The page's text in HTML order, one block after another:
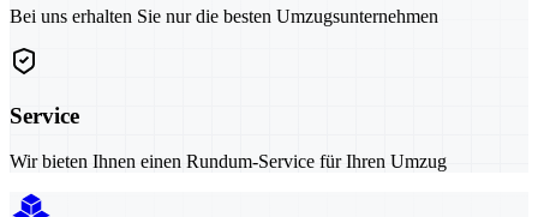
Bei uns erhalten Sie nur die besten Umzugsunternehmen
Service
Wir bieten Ihnen einen Rundum-Service für Ihren Umzug